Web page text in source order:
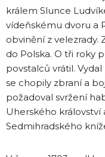
králem Slunce
vídeňskému dvoru a
obvinění z
do Polska. O tři roky
povstalců vrátil.
se chopily zbraní a
požadoval svržení
Uherského království
Sedmihradského